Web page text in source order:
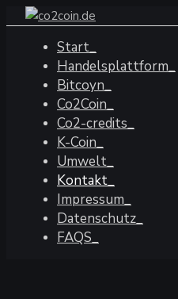
Start
Handelsplattform
Bitcoyn
Co2Coin
Co2-credits
K-Coin
Umwelt
Kontakt
Impressum
Datenschutz
FAQS